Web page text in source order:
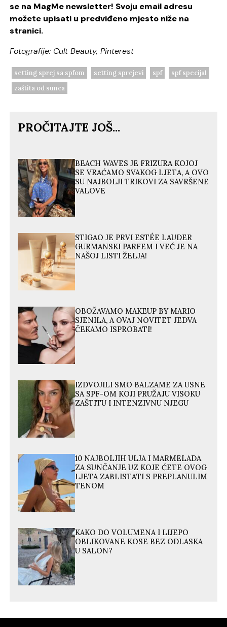
se na MagMe newsletter! Svoju email adresu
možete upisati u predviđeno mjesto niže na
stranici.
Fotografije: Cult Beauty, Pinterest
setting sprej sa spfom setting sprejevi spf
spf specijal
zaštita od sunca
PROČITAJTE JOŠ...
BEACH WAVES JE FRIZURA KOJOJ
SE VRAĆAMO SVAKOG LJETA, A OVO
SU NAJBOLJI TRIKOVI ZA SAVRŠENE
VALOVE
STIGAO JE PRVI ESTÉE LAUDER
GURMANSKI PARFEM I VEĆ JE NA
NAŠOJ LISTI ŽELJA!
OBOŽAVAMO MAKEUP BY MARIO
SJENILA, A OVAJ NOVITET JEDVA
ČEKAMO ISPROBATI!
IZDVOJILI SMO BALZAME ZA USNE
SA SPF-OM KOJI PRUŽAJU VISOKU
ZAŠTITU I INTENZIVNU NJEGU
10 NAJBOLJIH ULJA I MARMELADA
ZA SUNČANJE UZ KOJE ĆETE OVOG
LJETA ZABLISTATI S PREPLANULIM
TENOM
KAKO DO VOLUMENA I LIJEPO
OBLIKOVANE KOSE BEZ ODLASKA
U SALON?